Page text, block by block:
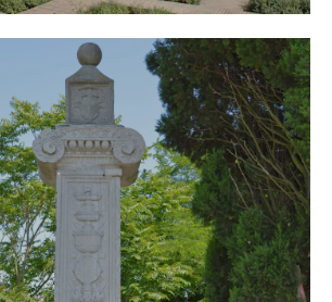
Francesi
battaglia, sull’argine sinistro del
è una stele di marmo circondata da alti
dei Francesi,